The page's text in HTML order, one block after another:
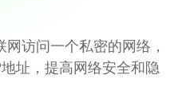
访问一个私密的网络，
址，提高网络安全和隐